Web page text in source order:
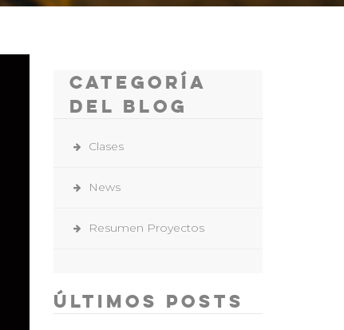
Categoría
del Blog
Clases
News
Resumen Proyectos
Últimos Posts